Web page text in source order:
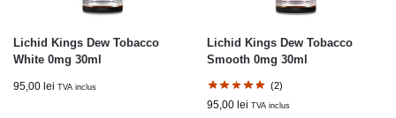
Lichid Kings Dew Tobacco
White 0mg 30ml
95,00 lei TVA inclus
Lichid Kings Dew Tobacco
Smooth 0mg 30ml
(2)
95,00 lei TVA inclus